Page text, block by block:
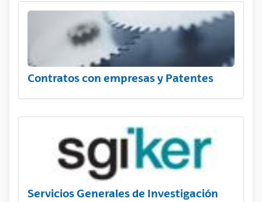
Contratos con empresas y Patentes
Servicios Generales de Investigación